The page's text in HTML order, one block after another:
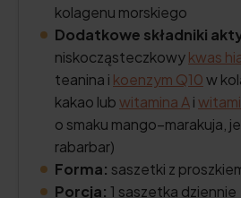
kolagenu morskiego
Dodatkowe składniki
niskocząsteczkowykwas
teanina i koenzym Q10w
kakao lubwitamina Ai
o smaku mango–marakuja,
rabarbar)
Forma: saszetki z
Porcja: 1 saszetka dziennie